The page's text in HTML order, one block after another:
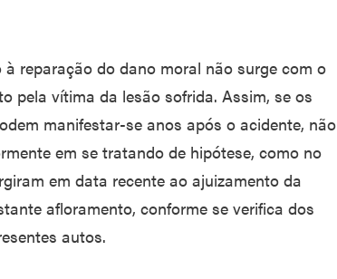
reparação do dano moral não surge com o
pela vítima da lesão sofrida. Assim, se os
manifestar-se anos após o acidente, não
em se tratando de hipótese, como no
em data recente ao ajuizamento da
afloramento, conforme se verifica dos
autos.